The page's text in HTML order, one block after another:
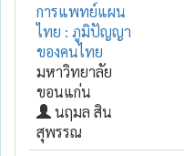
การแพทย์แผน
ไทย : ภูมิปัญญา
ของคนไทย
มหาวิทยาลัย
ขอนแก่น
นฤมล สิน
สุพรรณ